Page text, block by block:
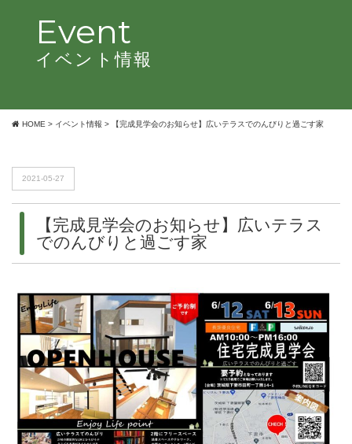
Event
イベント情報
HOME > イベント情報 > 【完成見学会のお知らせ】広いテラスでのんびりと過ごす家
2021-05-27
【完成見学会のお知らせ】広いテラス
でのんびりと過ごす家